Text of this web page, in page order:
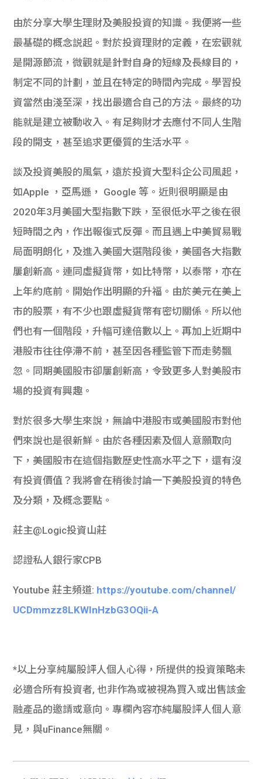
由於分享大學生理財及美股投資的知識。我便將一些
最基礎的概念説起。對於投資理財的定義， 在宏觀就
是開源節流，微觀就是針對自身的短線及長線目的，
制定不同的計劃，並且在特定的時間內完成。學習投
資當然由淺至深，找出最適合自己的方法。 最終的功
能就是建立被動收入。有足夠財才去應付不同人生階
段的開支， 甚至追求更優質的生活水平。
談及投資美股的風氣，遠於投資大型科企公司風起，
如Apple ，亞馬遜， Google 等。 近則很明顯是由
2020年3月美國大型指數下跌， 至很低水平之後在很
短時間之內，作出報復式反彈。 而且遇上中美貿易戰
局面明朗化，及進入美國大選階段後， 美國各大指數
屢創新高。連同虛擬貨幣，如比特幣，以泰幣， 亦在
上年約底前。開始作出明顯的升福。由於美元在美上
市的股票，有不少也跟虛擬貨幣有密切關係。所以他
們也有一個階段，升幅可達倍數以上。再加上近期中
港股市往往停滯不前， 甚至因各種監管下而走勢飄
忽。同期美國股市卻屢創新高， 令致更多人對美股市
場的投資有興趣。
對於很多大學生來說， 無論中港股市或美國股市對他
們來說也是很新鮮。 由於各種因素及個人意願取向
下， 美國股市在這個指數歷史性高水平之下，還有沒
有投資價值？我將會在稍後討論一下美股投資的特色
及分類，及概念要點。
莊主@Logic投資山莊
認證私人銀行家CPB
Youtube 莊主頻道: https://youtube.com/channel/
UCDmmzz8LKWInHzbG3OQii-A
*以上分享純屬股評人個人心得，所提供的投資策略未
必適合所有投資者, 也非作為或被視為買入或出售該金
融產品的邀請或意向。專欄內容亦純屬股評人個人意
見，與uFinance無關。